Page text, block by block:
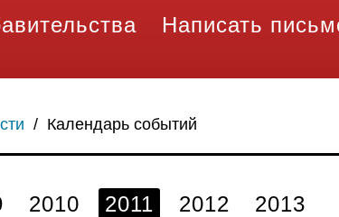
Написать
/ Календарь событий
2010 2011 2012 2013